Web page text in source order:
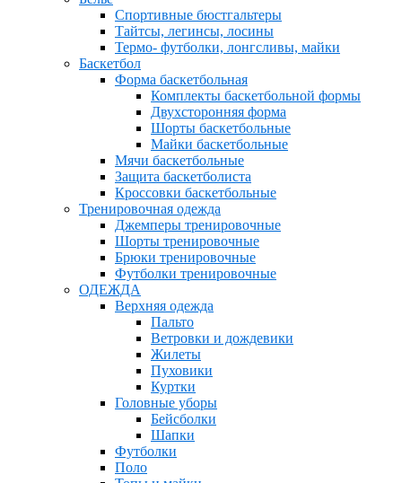
Спортивные бюстгальтеры
Тайтсы, легинсы, лосины
Термо- футболки, лонгсливы, майки
Баскетбол
Форма баскетбольная
Комплекты баскетбольной формы
Двухсторонняя форма
Шорты баскетбольные
Майки баскетбольные
Мячи баскетбольные
Защита баскетболиста
Кроссовки баскетбольные
Тренировочная одежда
Джемперы тренировочные
Шорты тренировочные
Брюки тренировочные
Футболки тренировочные
ОДЕЖДА
Верхняя одежда
Пальто
Ветровки и дождевики
Жилеты
Пуховики
Куртки
Головные уборы
Бейсболки
Шапки
Футболки
Поло